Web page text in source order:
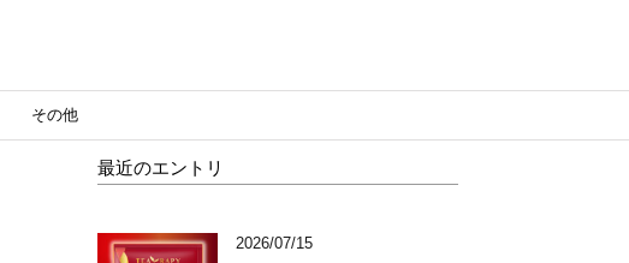
その他
最近のエントリ
2026/07/15